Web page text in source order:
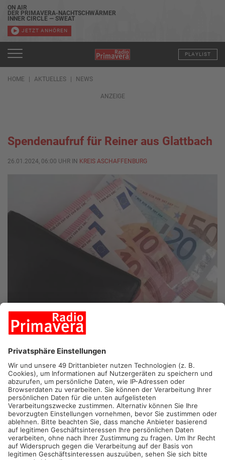
ON AIR
DER PRIMAVERA-NACHTSCHWÄRMER
INNER CIRCLE — SWEAT
JETZT ANHÖREN
PLAYLIST
HOME AKTUELLES NEWS
ANZEIGE
Spendenaufruf für Reiner aus Glattbach
26.01.2024, 06:00 UHR IN KREIS ASCHAFFENBURG
vor Kurzem 15 Schlaganfälle erlitt und seitdem ein Pflegefall
ist. Sein Freund Mesut möchte ihm helfen. Reiner braucht
einen speziellen Rollstuhl. Der jetztige ist nämlich nicht richtig
auf ihn abgestimmt und Reiner kann deswegen immer wieder
rausfallen.
7000 Euro möchte Mesut für seinen Biker-Freund sammeln.
Spenden könnt ihr über folgenden Link:
https://www.gofundme.com/f/bik...